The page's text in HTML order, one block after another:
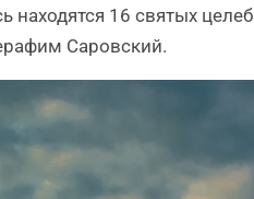
находятся 16 святых
Саровский.